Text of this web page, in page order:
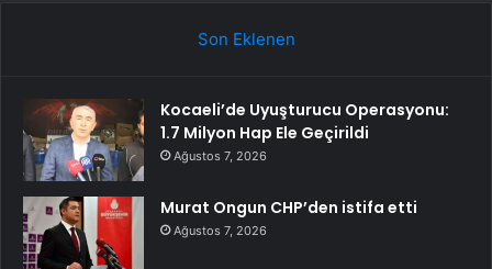
Son Eklenen
Kocaeli’de Uyuşturucu Operasyonu:
1.7 Milyon Hap Ele Geçirildi
Ağustos 7, 2026
Murat Ongun CHP’den istifa etti
Ağustos 7, 2026